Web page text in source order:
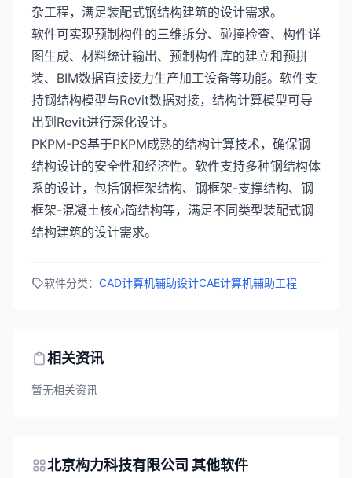
杂工程，满足装配式钢结构建筑的设计需求。
软件可实现预制构件的三维拆分、碰撞检查、构件详
图生成、材料统计输出、预制构件库的建立和预拼
装、BIM数据直接接力生产加工设备等功能。软件支
持钢结构模型与Revit数据对接，结构计算模型可导
出到Revit进行深化设计。
PKPM-PS基于PKPM成熟的结构计算技术，确保钢
结构设计的安全性和经济性。软件支持多种钢结构体
系的设计，包括钢框架结构、钢框架-支撑结构、钢
框架-混凝土核心筒结构等，满足不同类型装配式钢
结构建筑的设计需求。
软件分类： CAD计算机辅助设计CAE计算机辅助工程
相关资讯
暂无相关资讯
北京构力科技有限公司 其他软件